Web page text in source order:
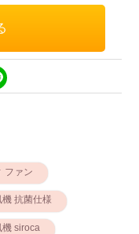
ファン
機 抗菌仕様
機 siroca